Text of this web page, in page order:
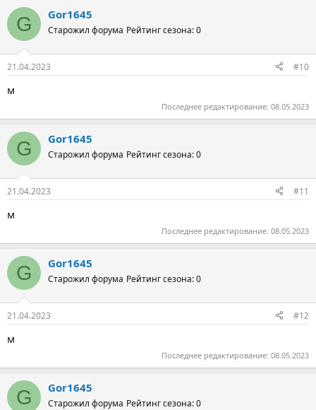
G Gor1645
Старожил форума Рейтинг сезона: 0
21.04.2023 #10
м
Последнее редактирование: 08.05.2023
G Gor1645
Старожил форума Рейтинг сезона: 0
21.04.2023 #11
м
Последнее редактирование: 08.05.2023
G Gor1645
Старожил форума Рейтинг сезона: 0
21.04.2023 #12
м
Последнее редактирование: 08.05.2023
G Gor1645
Старожил форума Рейтинг сезона: 0